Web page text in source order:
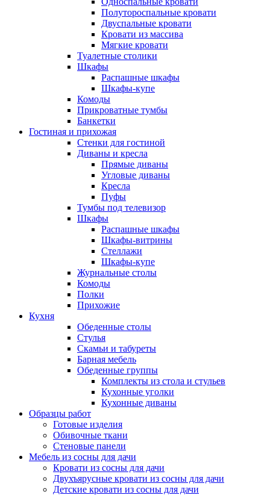
Полутороспальные кровати
Двуспальные кровати
Кровати из массива
Мягкие кровати
Туалетные столики
Шкафы
Распашные шкафы
Шкафы-купе
Комоды
Прикроватные тумбы
Банкетки
Гостиная и прихожая
Стенки для гостиной
Диваны и кресла
Прямые диваны
Угловые диваны
Кресла
Пуфы
Тумбы под телевизор
Шкафы
Распашные шкафы
Шкафы-витрины
Стеллажи
Шкафы-купе
Журнальные столы
Комоды
Полки
Прихожие
Кухня
Обеденные столы
Стулья
Скамьи и табуреты
Барная мебель
Обеденные группы
Комплекты из стола и стульев
Кухонные уголки
Кухонные диваны
Образцы работ
Готовые изделия
Обивочные ткани
Стеновые панели
Мебель из сосны для дачи
Кровати из сосны для дачи
Двухъярусные кровати из сосны для дачи
Детские кровати из сосны для дачи